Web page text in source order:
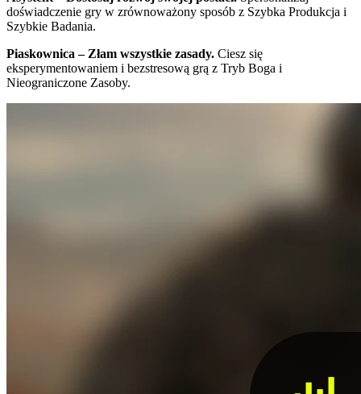
doświadczenie gry w zrównoważony sposób z Szybka Produkcja i
Szybkie Badania.
Piaskownica – Złam wszystkie zasady. Ciesz się
eksperymentowaniem i bezstresową grą z Tryb Boga i
Nieograniczone Zasoby.